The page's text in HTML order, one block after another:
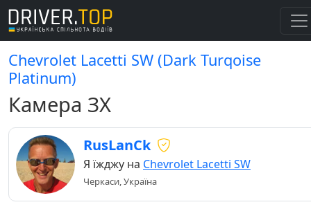
Chevrolet Lacetti SW (Dark Turqoise
Platinum)
Камера ЗХ
RusLanCk
Я їжджу на Chevrolet Lacetti SW
Черкаси, Україна